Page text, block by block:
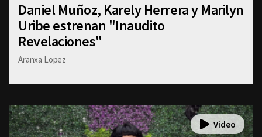
Daniel Muñoz, Karely Herrera y Marilyn
Uribe estrenan "Inaudito
Revelaciones"
Aranxa Lopez